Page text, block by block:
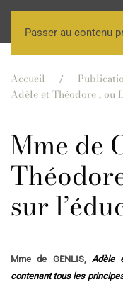
Passer au contenu
Accueil
Adèle et Théodore , ou
Mme de
sur
Mme de GENLIS, Adèle
contenant tous les